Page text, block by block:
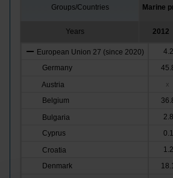
Groups/Countries Marine
Years 2012
European Union 27 (since 2020) 4.2
Germany
Austria
x
Belgium
Bulgaria
2.8
Cyprus
0.1
Croatia
1.2
Denmark